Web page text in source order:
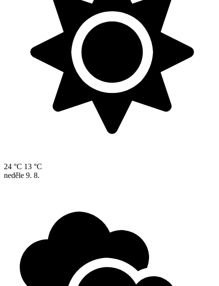
24 °C 13 °C
neděle 9. 8.